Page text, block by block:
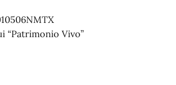
“Patrimonio Vivo”